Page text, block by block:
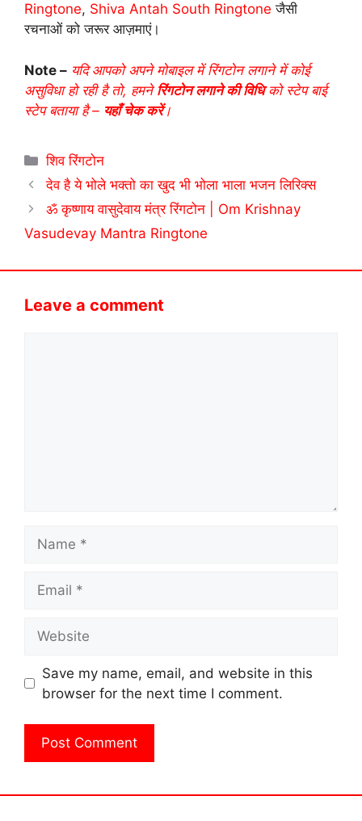
Ringtone, Shiva Antah South Ringtone जैसी
रचनाओं को जरूर आज़माएं।
Note – यदि आपको अपने मोबाइल में रिंगटोन लगाने में कोई
असुविधा हो रही है तो, हमनेरिंगटोन लगाने की विधिको स्टेप बाई
स्टेप बताया है – यहाँ चेक करें।
Categories
शिव रिंगटोन
देव है ये भोले भक्तो का खुद भी भोला भाला भजन लिरिक्स
ॐ कृष्णाय वासुदेवाय मंत्र रिंगटोन | Om Krishnay
Vasudevay Mantra Ringtone
Leave a comment
Save my name, email, and website in this
browser for the next time I comment.